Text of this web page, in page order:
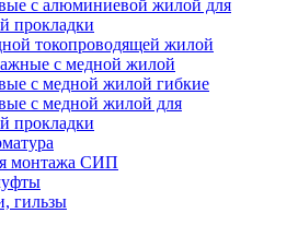
с алюминиевой жилой для
прокладки
токопроводящей жилой
с медной жилой
с медной жилой гибкие
с медной жилой для
прокладки
монтажа СИП
гильзы